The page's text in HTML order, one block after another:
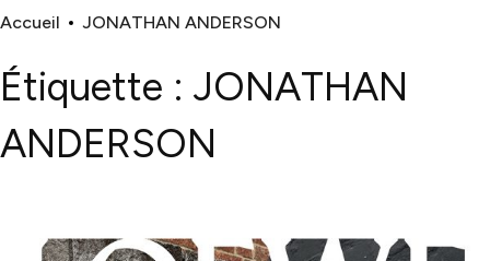
Accueil JONATHAN ANDERSON
Étiquette : JONATHAN
ANDERSON